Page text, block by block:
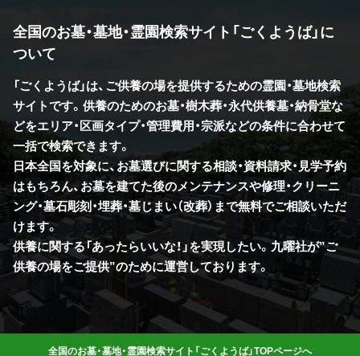
全国のお墓・墓地・霊園検索サイト「ごくようば」に
ついて
「ごくようば」は、ご供養の場を提供するための霊園・墓地検索
サイトです。供養のためのお墓・樹木葬・永代供養墓・納骨堂な
どをエリア・区画タイプ・管理費用・宗派などの条件に合わせて
一括で検索できます。
日本全国を対象に、お墓選びに関する相談・資料請求・見学予約
はもちろん、お墓を建てた後のメンテナンスや修理・クリーニ
ング・墓石彫刻・埋葬・墓じまい（改葬）まで無料でご相談いただ
けます。
供養に関する「あったらいいな！」を実現したい。九曜社が”ご
供養の場をご提供”のために運営しております。
全国のお墓・墓地・霊園検索サイト「ごくようば」TOPページへ